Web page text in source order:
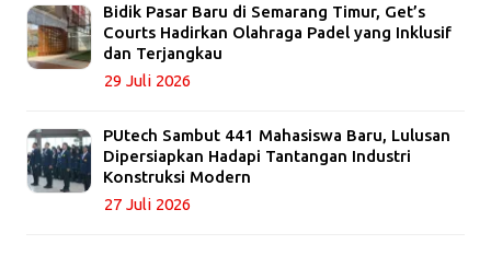
Bidik Pasar Baru di Semarang Timur, Get’s
Courts Hadirkan Olahraga Padel yang Inklusif
dan Terjangkau
29 Juli 2026
PUtech Sambut 441 Mahasiswa Baru, Lulusan
Dipersiapkan Hadapi Tantangan Industri
Konstruksi Modern
27 Juli 2026